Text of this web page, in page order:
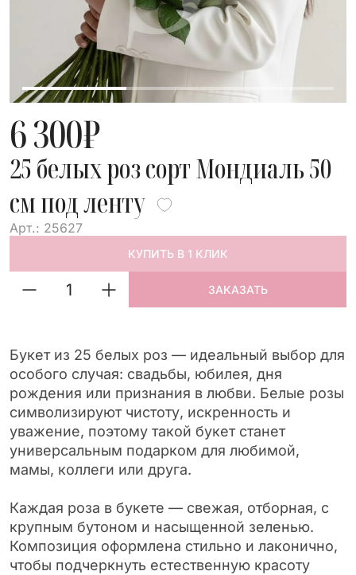
6 300₽
25 белых роз сорт Мондиаль 50
см под ленту
Арт.: 25627
ЗАКАЗАТЬ
КУПИТЬ В 1 КЛИК
Букет из 25 белых роз — идеальный выбор для
особого случая: свадьбы, юбилея, дня
рождения или признания в любви. Белые розы
символизируют чистоту, искренность и
уважение, поэтому такой букет станет
универсальным подарком для любимой,
мамы, коллеги или друга.
Каждая роза в букете — свежая, отборная, с
крупным бутоном и насыщенной зеленью.
Композиция оформлена стильно и лаконично,
чтобы подчеркнуть естественную красоту